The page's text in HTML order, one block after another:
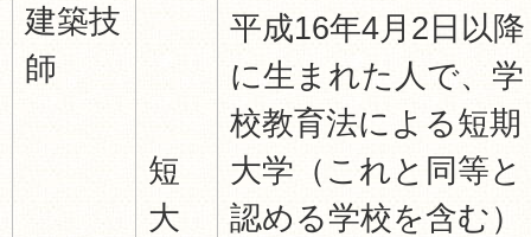
建築技
師
短
大
平成16年4月2日以降
に生まれた人で、学
校教育法による短期
大学（これと同等と
認める学校を含む）